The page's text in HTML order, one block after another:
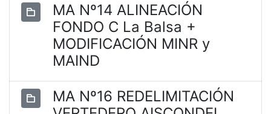
MA Nº14 ALINEACIÓN
FONDO C La Balsa +
MODIFICACIÓN MINR y
MAIND
MA Nº16 REDELIMITACIÓN